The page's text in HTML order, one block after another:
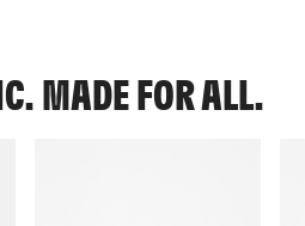
MADE FOR ALL.